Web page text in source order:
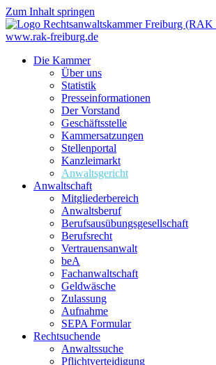
Zum Inhalt springen
Die Kammer
Über uns
Statistik
Presseinformationen
Der Vorstand
Geschäftsstelle
Kammersatzungen
Stellenportal
Kanzleimarkt
Anwaltsgericht
Anwaltschaft
Mitgliederbereich
Anwaltsberuf
Berufsausübungs­gesellschaft
Berufsrecht
Vertrauensanwalt
beA
Fachanwaltschaft
Geldwäsche
Zulassung
Aufnahme
SEPA Formular
Rechtsuchende
Anwaltssuche
Pflichtverteidigung